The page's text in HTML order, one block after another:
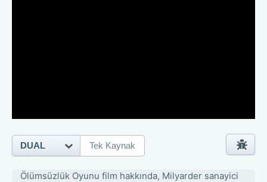
Ölümsüzlük Oyunu film hakkında, Milyarder sanayici
DUAL Tek Kaynak